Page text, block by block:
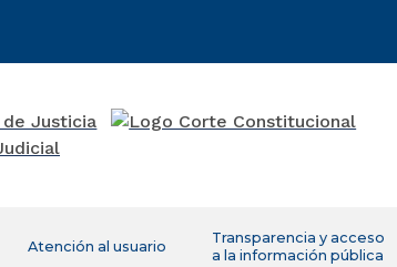
Atención al usuario
Transparencia y acceso
a la información pública